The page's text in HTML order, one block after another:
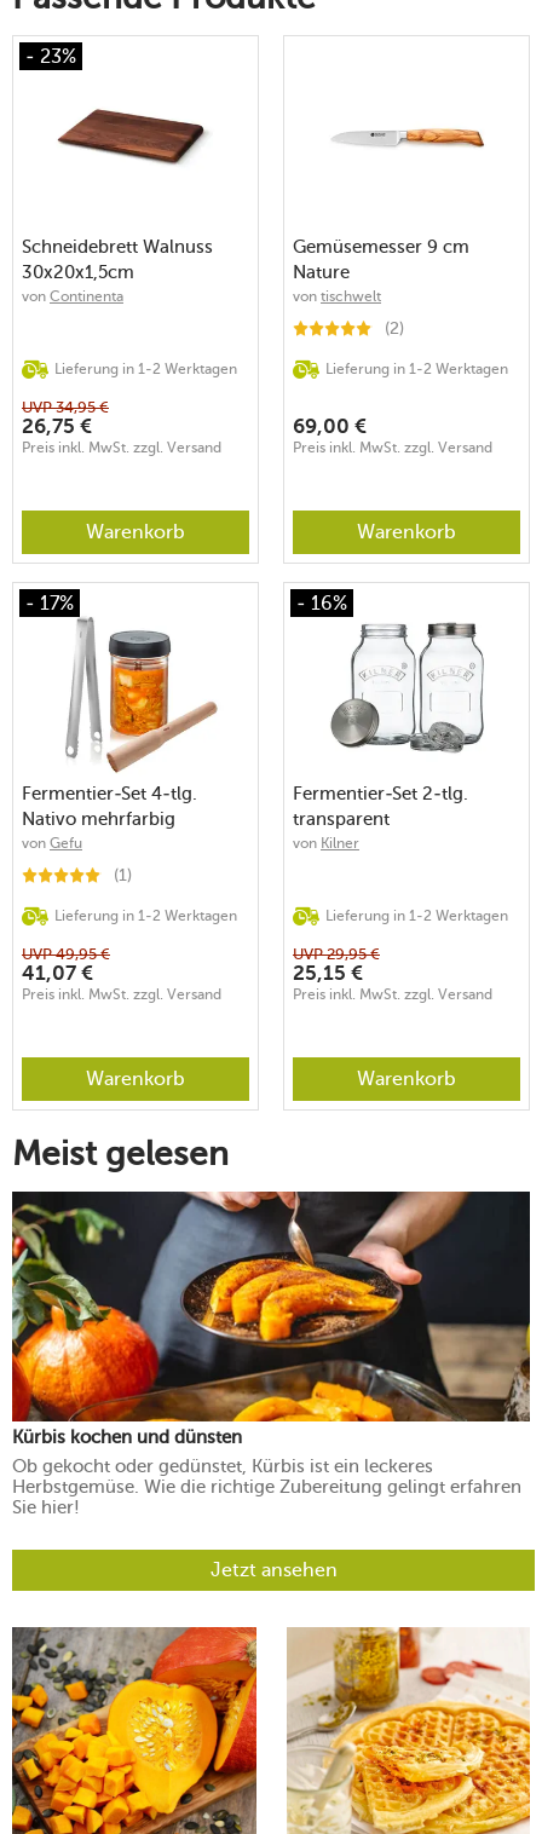
- 23%
Schneidebrett Walnuss
30x20x1,5cm
von Continenta
Lieferung in 1-2 Werktagen
UVP34,95 €
26,75 €
Preis inkl. MwSt. zzgl. Versand
Warenkorb
Gemüsemesser 9 cm
Nature
von tischwelt
(2)
Lieferung in 1-2 Werktagen
69,00 €
Preis inkl. MwSt. zzgl. Versand
Warenkorb
- 17%
Fermentier-Set 4-tlg.
Nativo mehrfarbig
von Gefu
(1)
Lieferung in 1-2 Werktagen
UVP49,95 €
41,07 €
Preis inkl. MwSt. zzgl. Versand
Warenkorb
- 16%
Fermentier-Set 2-tlg.
transparent
von Kilner
Lieferung in 1-2 Werktagen
UVP29,95 €
25,15 €
Preis inkl. MwSt. zzgl. Versand
Warenkorb
Meist gelesen
Kürbis kochen und dünsten
Ob gekocht oder gedünstet, Kürbis ist ein leckeres
Herbstgemüse. Wie die richtige Zubereitung gelingt erfahren
Sie hier!
Jetzt ansehen